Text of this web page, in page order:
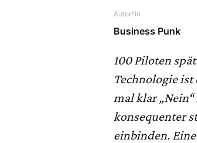
Autor*in
Business Punk
100 Piloten
Technologie
mal klar
konsequenter
einbinden.